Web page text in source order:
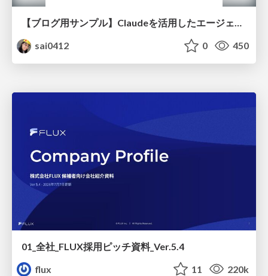
【ブログ用サンプル】Claudeを活用したエージェント分析レポート自動生成例
sai0412
0 450
01_全社_FLUX採用ピッチ資料_Ver.5.4
flux
11 220k